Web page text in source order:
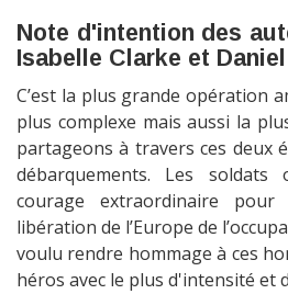
Note d'intention des
Isabelle Clarke et
C’est la plus grande opération
plus complexe mais aussi la
partageons à travers ces deux
débarquements. Les
courage extraordinaire
libération de l’Europe de
voulu rendre hommage à ces
héros avec le plus d'intensité et